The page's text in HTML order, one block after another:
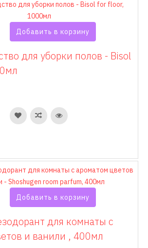
для уборки полов - Bisol
для комнаты с
и ванили , 400мл